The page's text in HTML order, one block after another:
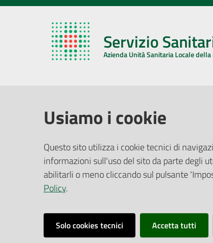
Servizio
Azienda Unità Sanitaria Locale
Via De Gasperi, 8 - 48121 Ravenna (RA)
CF/P.IVA:02483810392
PEC:
azienda@pec.auslromagna.it
Usiamo i cookie
Questo sito utilizza i cookie tecnici di
informazioni sull'uso del sito da parte degli
abilitarli o meno cliccando sul pulsante
Policy.
Solo cookies tecnici Accetta tutti